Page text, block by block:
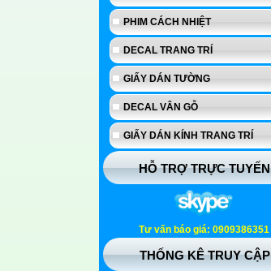
PHIM CÁCH NHIỆT
DECAL TRANG TRÍ
GIẤY DÁN TƯỜNG
DECAL VÂN GỖ
GIẤY DÁN KÍNH TRANG TRÍ
HỖ TRỢ TRỰC TUYẾN
Tư vấn báo giá: 0909386351
THỐNG KÊ TRUY CẬP